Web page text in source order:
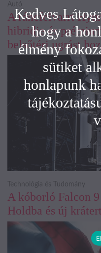
A ráncfelvarrt
hibridje és
belsőtéri ugrást hoz
Autó
A kóborló Falcon
Holdba és új
Technológia és Tudomány
Kedves
hogy a
élmény
sütiket
honlapunk